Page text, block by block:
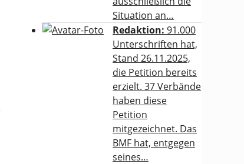
Situation an…
Redaktion: 91.000
Unterschriften hat,
Stand 26.11.2025,
die Petition bereits
erzielt. 37 Verbände
haben diese
Petition
mitgezeichnet. Das
BMF hat, entgegen
seines…